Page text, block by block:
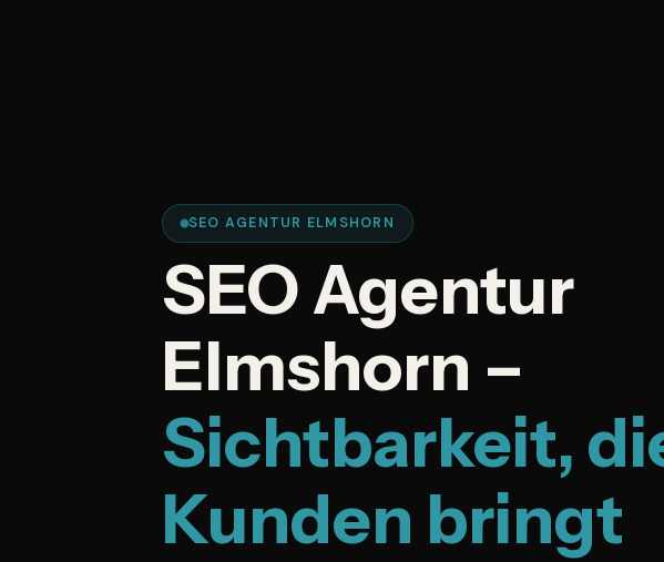
SEO AGENTUR ELMSHORN
SEO Agentur
Elmshorn –
Sichtbarkeit,
Kunden bringt